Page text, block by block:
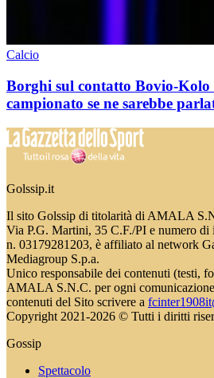
Calcio
Borghi sul contatto Bovio-
campionato se ne sarebbe
Golssip.it
Il sito Golssip di titolarità di AMALA
Via P.G. Martini, 35 C.F./PI e numero di
n. 03179281203, è affiliato al network
Mediagroup S.p.a.
Unico responsabile dei contenuti (testi,
AMALA S.N.C. per ogni
contenuti del Sito scrivere a
Copyright 2021-2026 © Tutti i diritti
Gossip
Spettacolo